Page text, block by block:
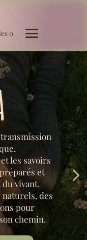
0
les savoirs
et
vivant.
des
pour
chemin.